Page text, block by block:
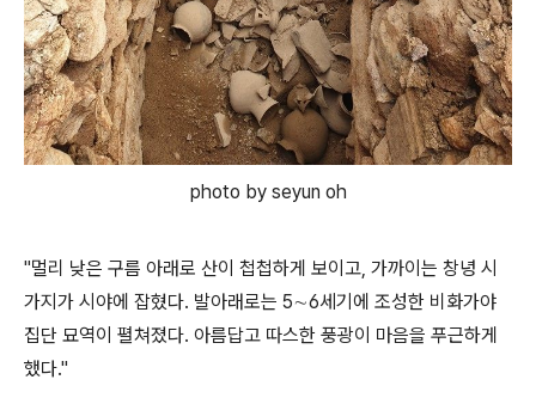
photo by seyun oh
"멀리 낮은 구름 아래로 산이 첩첩하게 보이고, 가까이는 창녕 시
가지가 시야에 잡혔다. 발아래로는 5∼6세기에 조성한 비화가야
집단 묘역이 펼쳐졌다. 아름답고 따스한 풍광이 마음을 푸근하게
했다."